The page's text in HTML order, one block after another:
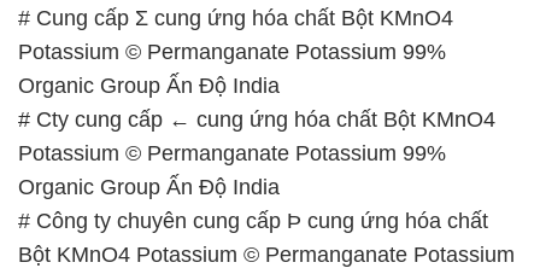
# Cung cấp Σ cung ứng hóa chất Bột KMnO4
Potassium © Permanganate Potassium 99%
Organic Group Ấn Độ India
# Cty cung cấp ← cung ứng hóa chất Bột KMnO4
Potassium © Permanganate Potassium 99%
Organic Group Ấn Độ India
# Công ty chuyên cung cấp Þ cung ứng hóa chất
Bột KMnO4 Potassium © Permanganate Potassium